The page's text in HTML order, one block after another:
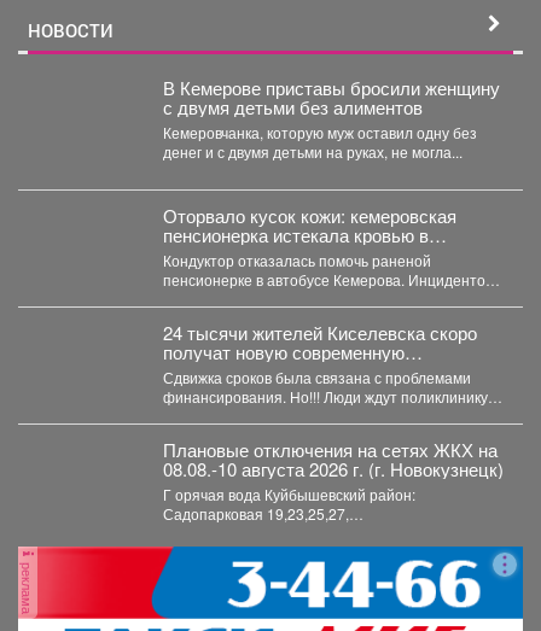
НОВОСТИ
В Кемерове приставы бросили женщину
с двумя детьми без алиментов
Кемеровчанка, которую муж оставил одну без
денег и с двумя детьми на руках, не могла...
Оторвало кусок кожи: кемеровская
пенсионерка истекала кровью в
автобусе
Кондуктор отказалась помочь раненой
пенсионерке в автобусе Кемерова. Инцидентом
24 тысячи жителей Киселевска скоро
получат новую современную
поликлинику.
Сдвижка сроков была связана с проблемами
финансирования. Но!!! Люди ждут поликлинику,
Плановые отключения на сетях ЖКХ на
08.08.-10 августа 2026 г. (г. Новокузнецк)
Г орячая вода Куйбышевский район:
Садопарковая 19,23,25,27,
реклама